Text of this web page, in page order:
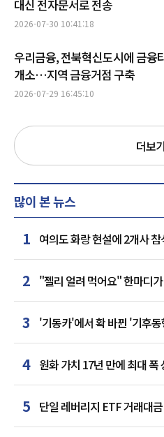
대신 전자문서로 전송
2026-07-30 10:41:18
우리금융, 전북혁신도시에 금융
개소…지역 금융거점 구축
2026-07-29 16:45:10
더보기
많이 본 뉴스
1 여의도 화랑 현설에 2개사
거점 확보하나
2 "젤리 얼려 먹어요" 한마디
된 SNS
3
'기동카'에서 확 바뀐 '기후
카드사 경쟁
4 원화 가치 17년 만에 최대
5 단일 레버리지 ETF 거래대